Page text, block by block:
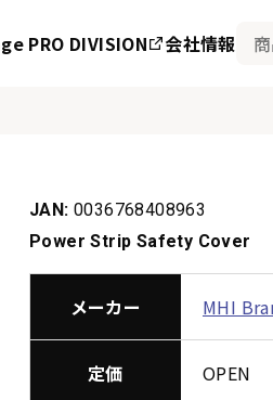
PRO DIVISION 会社情報
JAN: 0036768408963
Power Strip Safety Cover
メーカー MHI
定価 OPEN